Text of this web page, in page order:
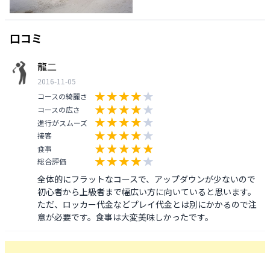
口コミ
龍二
2016-11-05
コースの綺麗さ
コースの広さ
進行がスムーズ
接客
食事
総合評価
全体的にフラットなコースで、アップダウンが少ないので
初心者から上級者まで幅広い方に向いていると思います。
ただ、ロッカー代金などプレイ代金とは別にかかるので注
意が必要です。食事は大変美味しかったです。